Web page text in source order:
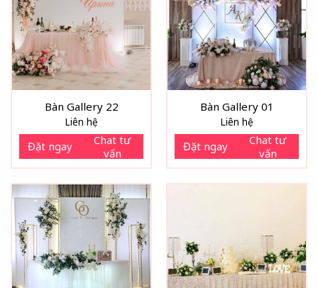
Bàn Gallery 22
Liên hệ
Đặt ngay
Chat tư
vấn
Bàn Gallery 01
Liên hệ
Đặt ngay
Chat tư
vấn